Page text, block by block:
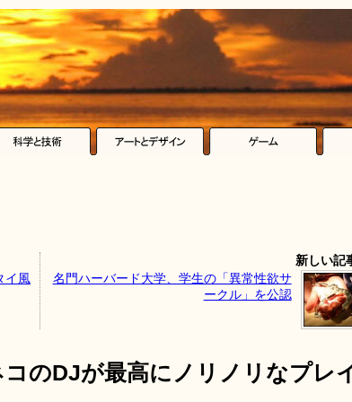
イ風
新しい記
名門ハーバード大学、学生の「異常性欲サ
ークル」を公認
のDJが最高にノリノリなプレ